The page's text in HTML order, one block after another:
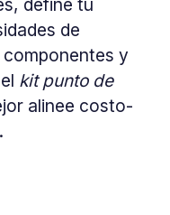
define tu
de
y
kit punto de
alinee costo-